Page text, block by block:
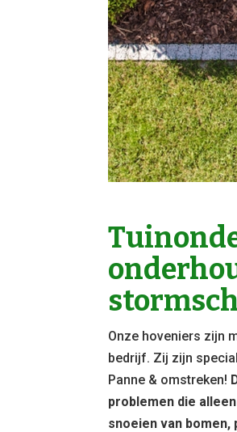
Onze hoveniers zijn
bedrijf. Zij zijn
Panne & omstreken!
problemen die
snoeien van